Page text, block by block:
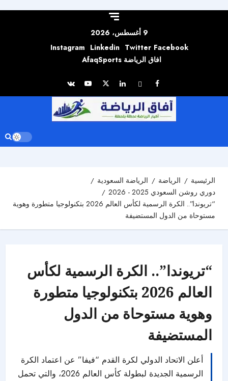
9 أغسطس، 2026
Facebook
Twitter
Linkedin
Instagram
افاق الرياضة AfaqSports
الرئيسية الرياضة
الرياضة السعودية
دوري روشن السعودي 2025 - 2026
“تريوندا”.. الكرة الرسمية لكأس العالم 2026 بتكنولوجيا متطورة وهوية
مستوحاة من الدول المستضيفة
“تريوندا”.. الكرة الرسمية لكأس
العالم 2026 بتكنولوجيا متطورة
وهوية مستوحاة من الدول
المستضيفة
أعلن الاتحاد الدولي لكرة القدم “فيفا” عن اعتماد الكرة
الرسمية الجديدة لبطولة كأس العالم 2026، والتي تحمل